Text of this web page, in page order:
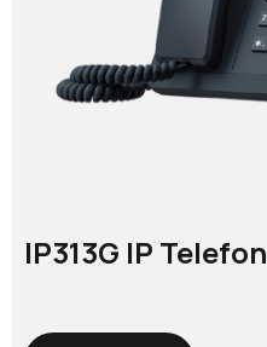
IP313G IP Telefon